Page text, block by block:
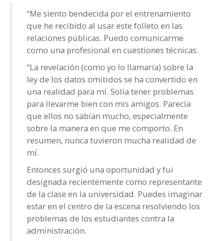
“Me siento bendecida por el entrenamiento
que he recibido al usar este folleto en las
relaciones públicas. Puedo comunicarme
como una profesional en cuestiones técnicas.
“La revelación (como yo lo llamaría) sobre la
ley de los datos omitidos se ha convertido en
una realidad para mí. Solía tener problemas
para llevarme bien con mis amigos. Parecía
que ellos no sabían mucho, especialmente
sobre la manera en que me comporto. En
resumen, nunca tuvieron mucha realidad de
mí.
Entonces surgió una oportunidad y fui
designada recientemente como representante
de la clase en la universidad. Puedes imaginar
estar en el centro de la escena resolviendo los
problemas de los estudiantes contra la
administración.